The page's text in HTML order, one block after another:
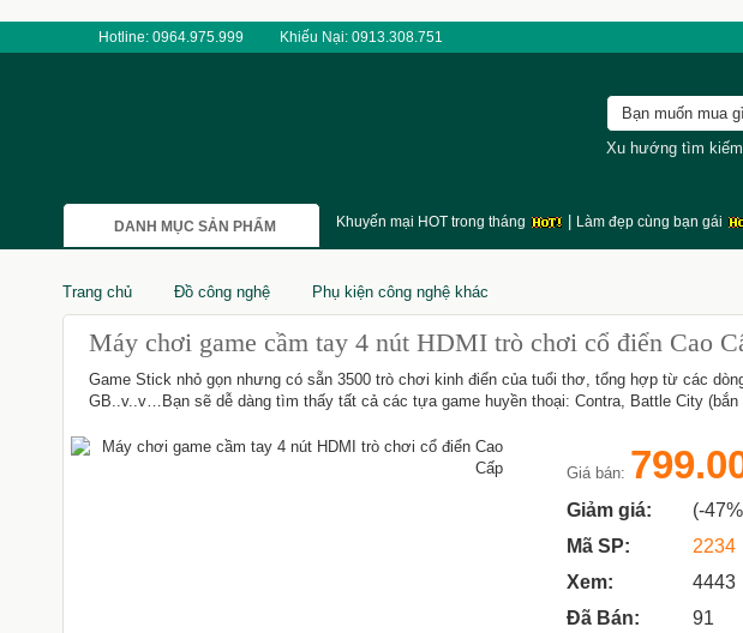
Hotline: 0964.975.999 Khiếu Nại: 0913.308.751
Xu hướng tìm
DANH MỤC SẢN PHẨM Khuyến mại HOT trong tháng Làm đẹp cùng bạn gái
Trang chủ Đồ công nghệ Phụ kiện công nghệ khác
Máy chơi game cầm tay 4 nút HDMI trò chơi cổ điển Cao
Game Stick nhỏ gọn nhưng có sẵn 3500 trò chơi kinh điển của tuổi thơ, tổng hợp từ các
GB..v..v…Bạn sẽ dễ dàng tìm thấy tất cả các tựa game huyền thoại: Contra, Battle City
Giá bán:
Giảm giá:
(-
Mã SP:
2234
Xem:
4443
Đã Bán:
91